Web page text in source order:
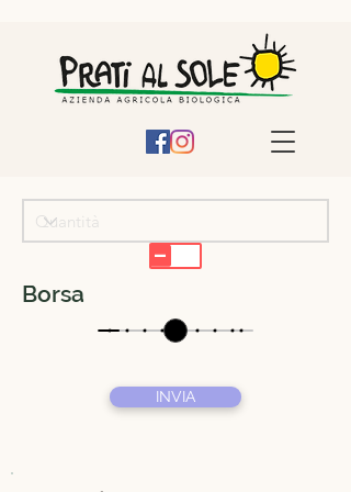
Borsa
INVIA